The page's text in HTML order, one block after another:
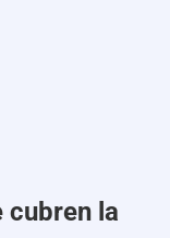
cubren la